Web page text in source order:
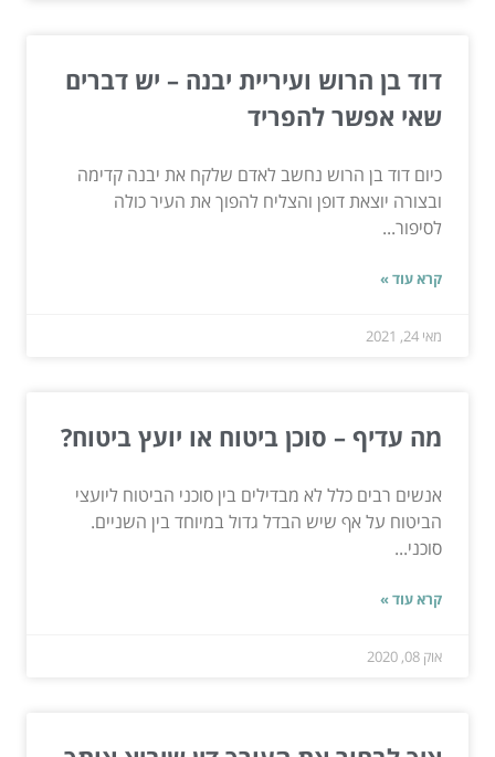
דוד בן הרוש ועיריית יבנה – יש דברים
שאי אפשר להפריד
כיום דוד בן הרוש נחשב לאדם שלקח את יבנה קדימה
ובצורה יוצאת דופן והצליח להפוך את העיר כולה
לסיפור...
קרא עוד »
מאי 24, 2021
מה עדיף – סוכן ביטוח או יועץ ביטוח?
אנשים רבים כלל לא מבדילים בין סוכני הביטוח ליועצי
הביטוח על אף שיש הבדל גדול במיוחד בין השניים.
סוכני...
קרא עוד »
אוק 08, 2020